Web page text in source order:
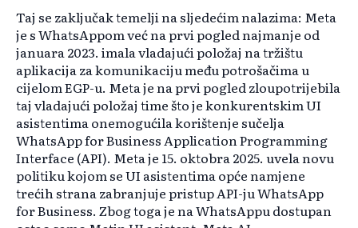
Taj se zaključak temelji na sljedećim nalazima: Meta
je s WhatsAppom već na prvi pogled najmanje od
januara 2023. imala vladajući položaj na tržištu
aplikacija za komunikaciju među potrošačima u
cijelom EGP-u. Meta je na prvi pogled zloupotrijebila
taj vladajući položaj time što je konkurentskim UI
asistentima onemogućila korištenje sučelja
WhatsApp for Business Application Programming
Interface (API). Meta je 15. oktobra 2025. uvela novu
politiku kojom se UI asistentima opće namjene
trećih strana zabranjuje pristup API-ju WhatsApp
for Business. Zbog toga je na WhatsAppu dostupan